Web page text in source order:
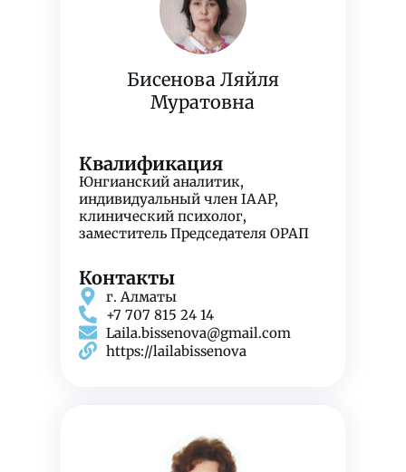
Бисенова Ляйля
Муратовна
Квалификация
Юнгианский аналитик,
индивидуальный член IAAP,
клинический психолог,
заместитель Председателя ОРАП
Контакты
г. Алматы
+7 707 815 24 14
Laila.bissenova@gmail.com
https://lailabissenova